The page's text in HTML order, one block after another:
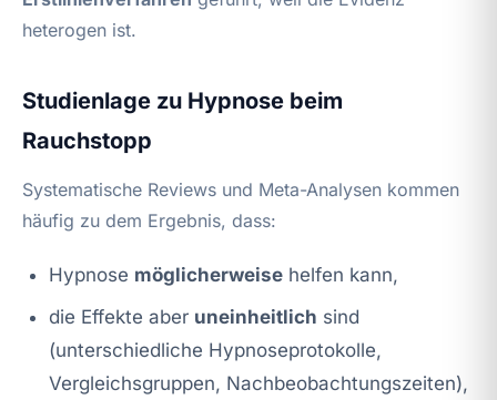
heterogen ist.
Studienlage zu Hypnose beim
Rauchstopp
Systematische Reviews und Meta-Analysen kommen
häufig zu dem Ergebnis, dass:
Hypnose möglicherweise helfen kann,
die Effekte aber uneinheitlich sind
(unterschiedliche Hypnoseprotokolle,
Vergleichsgruppen, Nachbeobachtungszeiten),